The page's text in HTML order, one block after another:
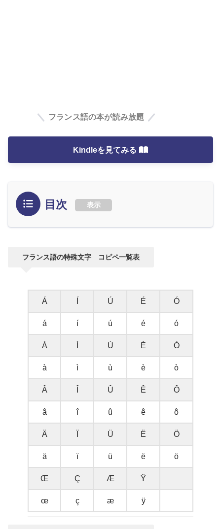
フランス語の本が読み放題
Kindleを見てみる
目次 表示
フランス語の特殊文字 コピペ一覧表
Á Ú É Ó
á í ú é ó
À Ù È Ò
à ì ù è ò
Â Û Ê Ô
â î û ê ô
Ä Ü Ë Ö
ä ï ü ë ö
Œ Ç Æ Ÿ
œ ç æ ÿ